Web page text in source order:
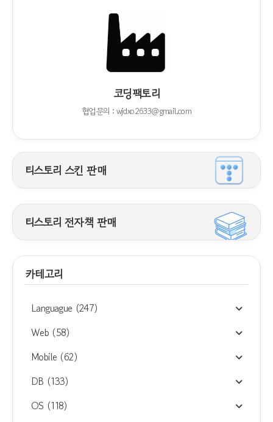
코딩팩토리
협업문의 : wjdxo2633@gmail.com
티스토리 스킨 판매
티스토리 전자책 판매
카테고리
Languague (247)
Web (58)
Mobile (62)
DB (133)
OS (118)